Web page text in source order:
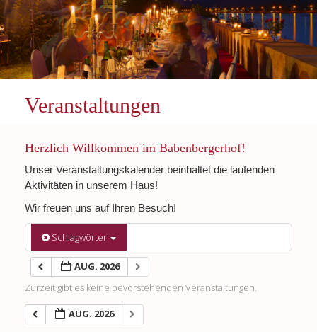
Veranstaltungen
Herzlich Willkommen im Babenbergerhof!
Unser Veranstaltungskalender beinhaltet die laufenden
Aktivitäten in unserem Haus!
Wir freuen uns auf Ihren Besuch!
Schlagwörter
AUG. 2026
Zurzeit gibt es keine bevorstehenden Veranstaltungen.
AUG. 2026